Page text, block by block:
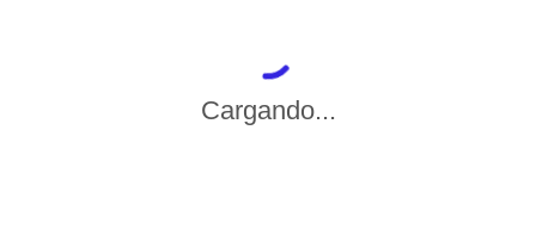
Cargando...